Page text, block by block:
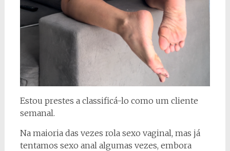
Estou prestes a classificá-lo como um cliente
semanal.
Na maioria das vezes rola sexo vaginal, mas já
tentamos sexo anal algumas vezes, embora